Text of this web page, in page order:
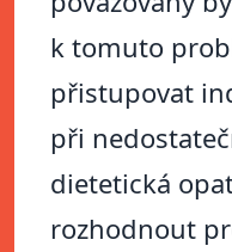
k tomuto
přistupovat
při
dietetická
rozhodnout